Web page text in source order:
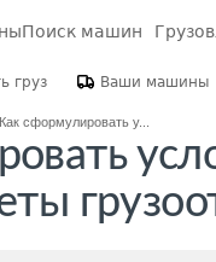
Поиск машин
груз Ваши машины
Как сформулировать у...